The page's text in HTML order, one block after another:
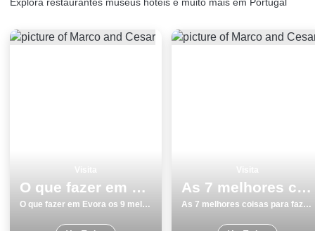
O que fazer em Evora os 9 melhores locais para visitar
O que fazer em Evora os 9 melhores locais para visitar
As 7 melhores coisas para fazer e visitar em Torres Vedras
As 7 melhores coisas para fazer e visitar em Torres Vedras